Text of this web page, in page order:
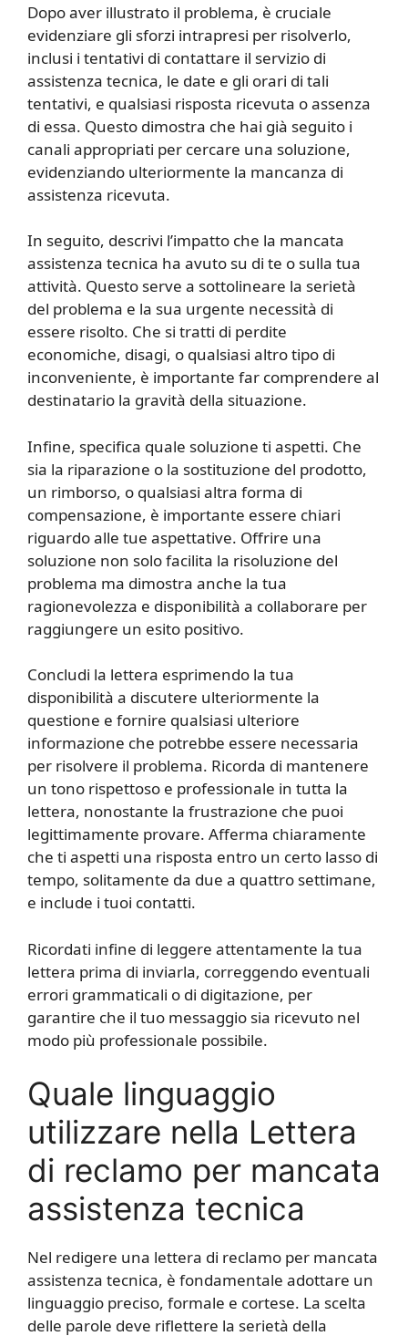
Dopo aver illustrato il problema, è cruciale
evidenziare gli sforzi intrapresi per risolverlo,
inclusi i tentativi di contattare il servizio di
assistenza tecnica, le date e gli orari di tali
tentativi, e qualsiasi risposta ricevuta o assenza
di essa. Questo dimostra che hai già seguito i
canali appropriati per cercare una soluzione,
evidenziando ulteriormente la mancanza di
assistenza ricevuta.
In seguito, descrivi l’impatto che la mancata
assistenza tecnica ha avuto su di te o sulla tua
attività. Questo serve a sottolineare la serietà
del problema e la sua urgente necessità di
essere risolto. Che si tratti di perdite
economiche, disagi, o qualsiasi altro tipo di
inconveniente, è importante far comprendere al
destinatario la gravità della situazione.
Infine, specifica quale soluzione ti aspetti. Che
sia la riparazione o la sostituzione del prodotto,
un rimborso, o qualsiasi altra forma di
compensazione, è importante essere chiari
riguardo alle tue aspettative. Offrire una
soluzione non solo facilita la risoluzione del
problema ma dimostra anche la tua
ragionevolezza e disponibilità a collaborare per
raggiungere un esito positivo.
Concludi la lettera esprimendo la tua
disponibilità a discutere ulteriormente la
questione e fornire qualsiasi ulteriore
informazione che potrebbe essere necessaria
per risolvere il problema. Ricorda di mantenere
un tono rispettoso e professionale in tutta la
lettera, nonostante la frustrazione che puoi
legittimamente provare. Afferma chiaramente
che ti aspetti una risposta entro un certo lasso di
tempo, solitamente da due a quattro settimane,
e include i tuoi contatti.
Ricordati infine di leggere attentamente la tua
lettera prima di inviarla, correggendo eventuali
errori grammaticali o di digitazione, per
garantire che il tuo messaggio sia ricevuto nel
modo più professionale possibile.
Quale linguaggio
utilizzare nella Lettera
di reclamo per mancata
assistenza tecnica
Nel redigere una lettera di reclamo per mancata
assistenza tecnica, è fondamentale adottare un
linguaggio preciso, formale e cortese. La scelta
delle parole deve riflettere la serietà della